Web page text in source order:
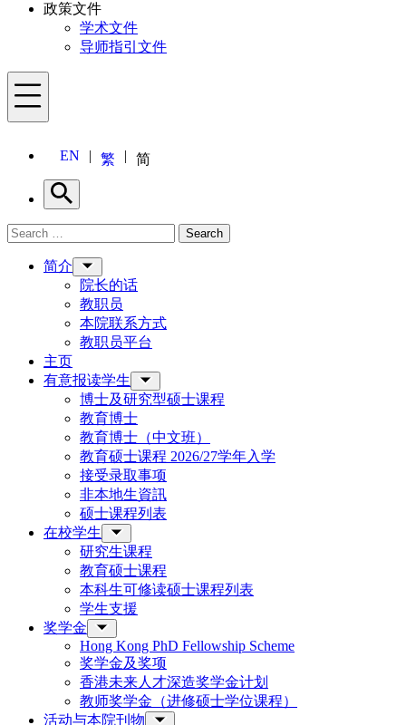
政策文件
学术文件
导师指引文件
Menu
EN 繁 简
Search
Search for: Search
简介
院长的话
教职员
本院联系方式
教职员平台
主页
有意报读学生
博士及研究型硕士课程
教育博士
教育博士（中文班）
教育硕士课程 2026/27学年入学
接受录取事项
非本地生資訊
硕士课程列表
在校学生
研究生课程
教育硕士课程
本科生可修读硕士课程列表
学生支援
奖学金
Hong Kong PhD Fellowship Scheme
奖学金及奖项
香港未来人才深造奖学金计划
教师奖学金（进修硕士学位课程）
活动与本院刊物